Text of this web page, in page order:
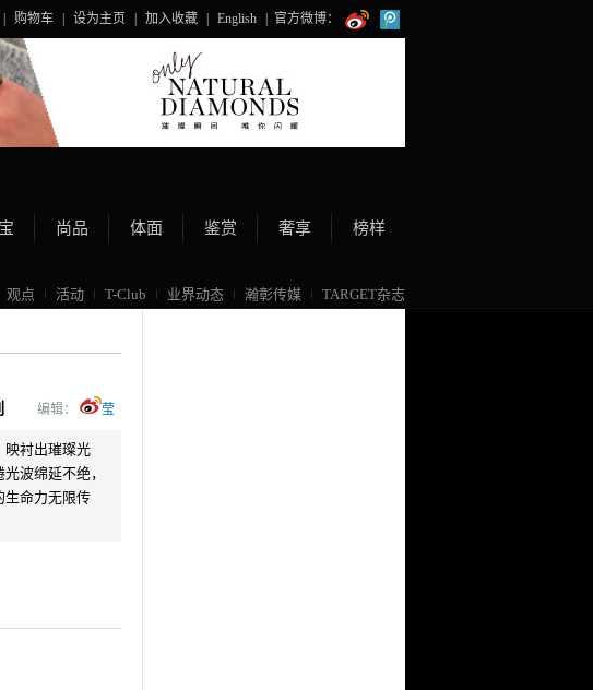
购物车 设为主页 加入收藏 English 官方微博：
尚品 体面 鉴赏 奢享 榜样
观点 活动 T-Club 业界动态 瀚彰传媒 TARGET杂志
编辑： 莹
映衬出璀璨光
波绵延不绝，
生命力无限传